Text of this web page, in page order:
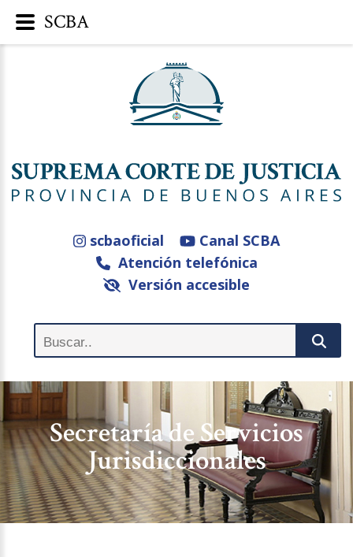
scbaoficial
Canal SCBA
Atención telefónica
Versión accesible
Secretaría de Servicios
Jurisdiccionales
SCBA